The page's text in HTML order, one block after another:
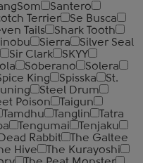
Santero
Terrier
Se Busca
Tails
Shark Tooth
Sierra
Silver Seal
Sir Clark
SKYY
Soberano
Solera
King Spisska
St.
Steel Drum
Poison
Taigun
Tamdhu Tanglin
Tatra
Tengumai
Tenjaku
Dead Rabbit
The Galtee
Hive
The Kurayoshi